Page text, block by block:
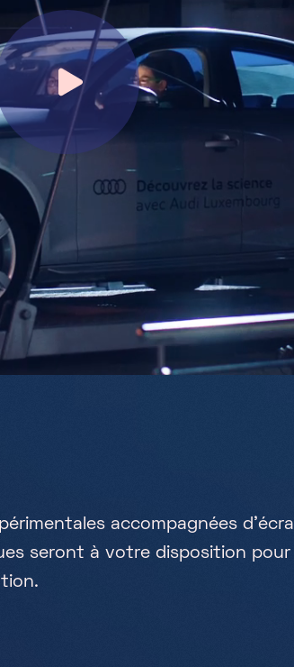
périmenta es accompagnées d'écra
es seront à votre disposition pour
tion.